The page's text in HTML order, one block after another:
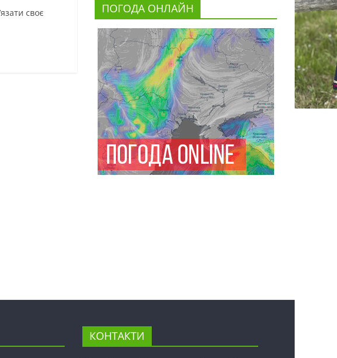
своє
ПОГОДА ОНЛАЙН
КОНТАКТИ